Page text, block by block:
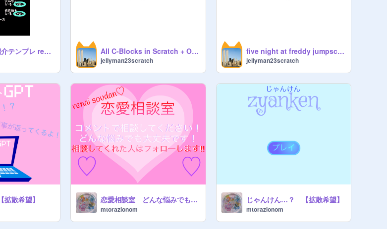
#病み垢自己紹介テンプレ remix remix All C-Blocks in Scratch + Obsolete ones
jellyman23scratch
five night at freddy jumpscare
jellyman23scratch
散希望】 恋愛相談室 どんな悩みでも！！
mtorazionom
じゃんけん…？ 【拡散希望】
mtorazionom